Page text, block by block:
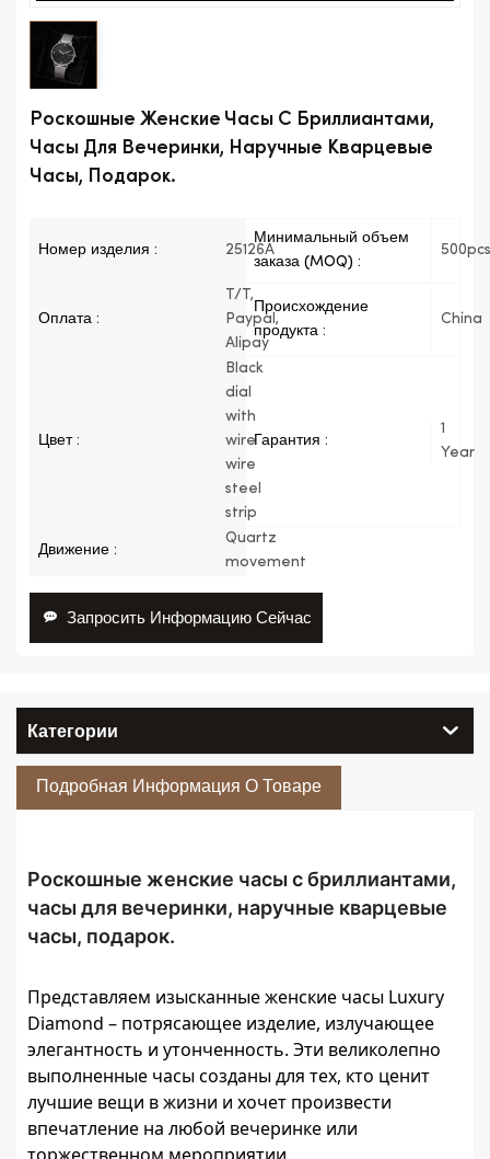
Роскошные Женские Часы С Бриллиантами,
Часы Для Вечеринки, Наручные Кварцевые
Часы, Подарок.
Номер изделия : 25126A
Минимальный объем
заказа (MOQ) :
500pcs
Оплата :
T/T,
Paypal,
Alipay
Происхождение
продукта :
China
Цвет :
Black
dial
with
wire
wire
steel
strip
Гарантия :
1
Year
Движение :
Quartz
movement
Запросить Информацию Сейчас
Категории
Подробная Информация О Товаре
Роскошные женские часы с бриллиантами,
часы для вечеринки, наручные кварцевые
часы, подарок.
Представляем изысканные женские часы Luxury
Diamond – потрясающее изделие, излучающее
элегантность и утонченность. Эти великолепно
выполненные часы созданы для тех, кто ценит
лучшие вещи в жизни и хочет произвести
впечатление на любой вечеринке или
торжественном мероприятии.